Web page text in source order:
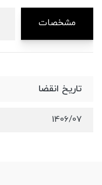
مشخصات
تاریخ انقضا
1406/07